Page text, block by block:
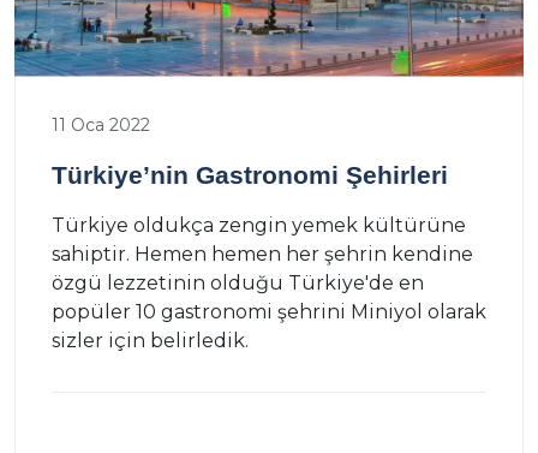
11 Oca 2022
Türkiye’nin Gastronomi Şehirleri
Türkiye oldukça zengin yemek kültürüne
sahiptir. Hemen hemen her şehrin kendine
özgü lezzetinin olduğu Türkiye'de en
popüler 10 gastronomi şehrini Miniyol olarak
sizler için belirledik.